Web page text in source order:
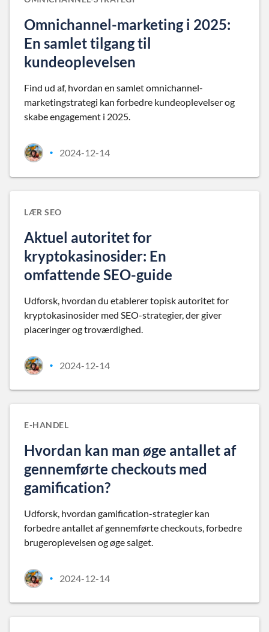
Omnichannel-marketing i 2025:
En samlet tilgang til
kundeoplevelsen
Find ud af, hvordan en samlet omnichannel-
marketingstrategi kan forbedre kundeoplevelser og
skabe engagement i 2025.
• 2024-12-14
LÆR SEO
Aktuel autoritet for
kryptokasinosider: En
omfattende SEO-guide
Udforsk, hvordan du etablerer topisk autoritet for
kryptokasinosider med SEO-strategier, der giver
placeringer og troværdighed.
• 2024-12-14
E-HANDEL
Hvordan kan man øge antallet af
gennemførte checkouts med
gamification?
Udforsk, hvordan gamification-strategier kan
forbedre antallet af gennemførte checkouts, forbedre
brugeroplevelsen og øge salget.
• 2024-12-14